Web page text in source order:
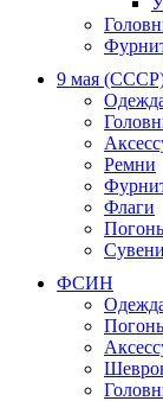
9 мая
Ремни
Флаги
ФСИН